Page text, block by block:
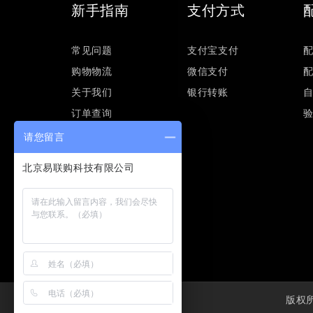
新手指南
常见问题
购物物流
关于我们
订单查询
支付方式
支付宝支付
微信支付
银行转账
版权
请您留言